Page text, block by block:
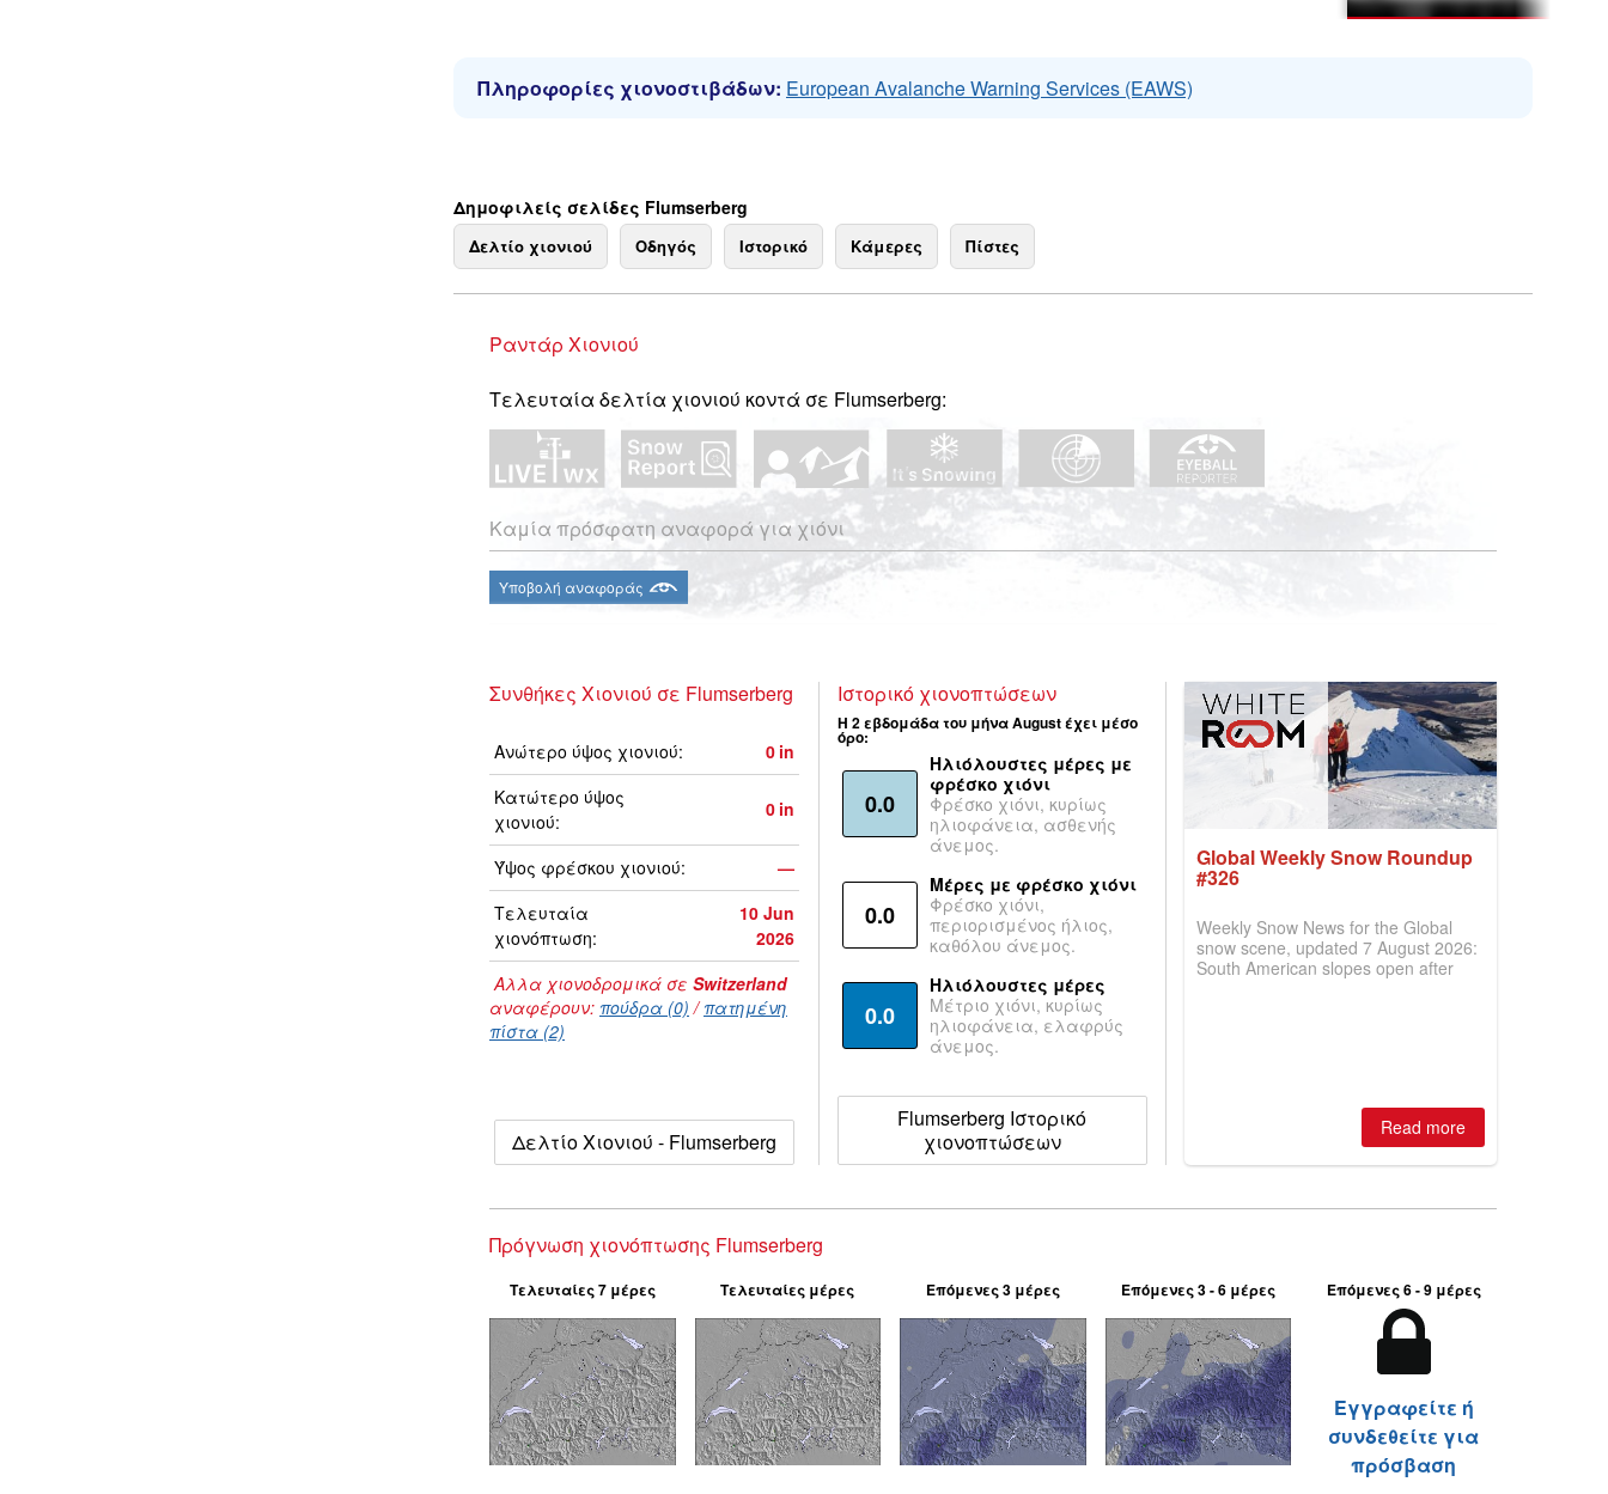
Πληροφορίες χιονοστιβάδων: European Avalanche Warning Services (EAWS)
Δημοφιλείς σελίδες Flumserberg
Δελτίο χιονιού Οδηγός Ιστορικό Κάμερες Πίστες
Ραντάρ Χιονιού
Τελευταία δελτία χιονιού κοντά σε Flumserberg:
Καμία πρόσφατη αναφορά για χιόνι
Υποβολή αναφοράς
Συνθήκες Χιονιού σε Flumserberg
Ανώτερο ύψος χιονιού: 0 in
Κατώτερο ύψος
χιονιού:
0 in
Ύψος φρέσκου χιονιού:
—
Τελευταία
χιονόπτωση:
10 Jun
2026
Αλλα χιονοδρομικά σε Switzerland
αναφέρουν: πούδρα (0) /πατημένη
πίστα (2)
Δελτίο Χιονιού - Flumserberg
Ιστορικό χιονοπτώσεων
Η 2 εβδομάδα του μήνα August έχει μέσο
όρο:
0.0
Ηλιόλουστες μέρες με
φρέσκο χιόνι
Φρέσκο χιόνι, κυρίως
ηλιοφάνεια, ασθενής
άνεμος.
0.0
Μέρες με φρέσκο χιόνι
Φρέσκο χιόνι,
περιορισμένος ήλιος,
καθόλου άνεμος.
0.0
Ηλιόλουστες μέρες
Μέτριο χιόνι, κυρίως
ηλιοφάνεια, ελαφρύς
άνεμος.
Flumserberg Ιστορικό
χιονοπτώσεων
Global Weekly Snow Roundup
#326
Weekly Snow News for the Global
snow scene, updated 7 August 2026:
South American slopes open after
Read more
Πρόγνωση χιονόπτωσης Flumserberg
Τελευταίες 7 μέρες Τελευταίες μέρες Επόμενες 3 μέρες Επόμενες 3 - 6 μέρες Επόμενες 6 - 9 μέρες
Εγγραφείτε ή
συνδεθείτε για
πρόσβαση